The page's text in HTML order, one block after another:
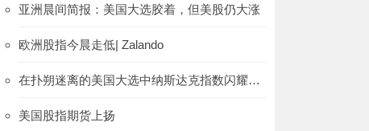
亚洲晨间简报：美国大选胶着，但美股仍大涨
欧洲股指今晨走低| Zalando
在扑朔迷离的美国大选中纳斯达克指数闪耀光芒
美国股指期货上扬